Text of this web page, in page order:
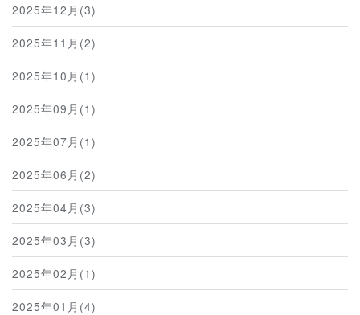
2025年12月(3)
2025年11月(2)
2025年10月(1)
2025年09月(1)
2025年07月(1)
2025年06月(2)
2025年04月(3)
2025年03月(3)
2025年02月(1)
2025年01月(4)